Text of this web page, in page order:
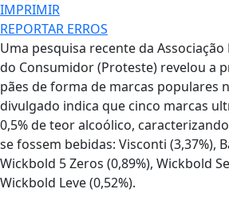
IMPRIMIR
REPORTAR ERROS
Uma pesquisa recente da
do Consumidor (Proteste) revelou a
pães de forma de marcas populares
divulgado indica que cinco marcas
0,5% de teor alcoólico,
se fossem bebidas: Visconti (3,37%),
Wickbold 5 Zeros (0,89%), Wickbold
Wickbold Leve (0,52%).